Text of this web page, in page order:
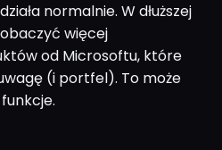
normalnie. W dłuższej
więcej
od Microsoftu, które
(i portfel). To może